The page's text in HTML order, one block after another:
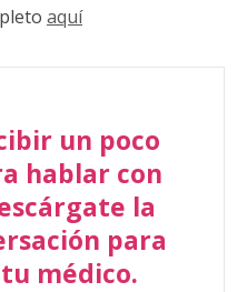
aquí
un poco
hablar con
la
para
médico.